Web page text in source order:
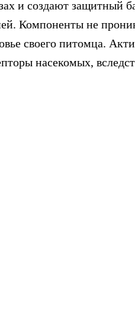
и создают защитный
Компоненты не
своего питомца.
насекомых,